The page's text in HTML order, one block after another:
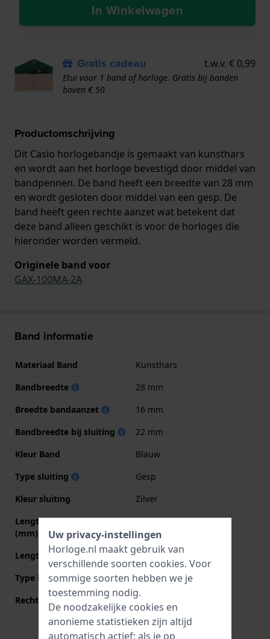
In Winkelwagen
Gratis cadeau t.w.v. € 0,99
Etui voor 1 band of horloge. Gratis bij banden
boven € 50
Productomschrijving
Dit Casio horlogebandje is gemaakt van kunsthars
en wordt aan het horloge bevestigd door middel van
bandpennen. De band heeft een breedte van 28 mm
en wordt gesloten door middel van een gesp. De
band heeft geen rechte aanzet wat betekent dat
deze band alleen geschikt is voor de horloges die
hieronder worden vermeld.
Originele band voor
GAX-100MA-2A
Band informatie
Materiaal Band
Kunsthars
Bandbreedte
28 mm
Breedte bandaanzet
16 mm
Bandbreedte bij sluiting
22 mm
Kleur Band
Blauw
Type sluiting
Gesp
Kleur sluiting
Zilver
Lengte band op 12 uur
(mm)
75 mm
Lengte band op 6 uur (mm)
125 mm
Type bevestiging
Bandpennen
Rechte bandaanzet
Nee
Uw privacy-instellingen
Horloge.nl maakt gebruik van
verschillende soorten cookies. Voor
sommige soorten hebben we je
toestemming nodig.
De noodzakelijke cookies en
anonieme statistieken zijn altijd
automatisch actief; als je op